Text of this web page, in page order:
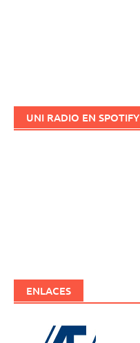
UNI RADIO EN SPOTIFY
ENLACES